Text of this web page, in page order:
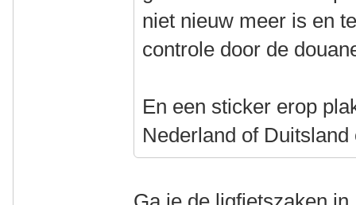
niet nieuw meer is en
controle door de
En een sticker erop
Nederland of